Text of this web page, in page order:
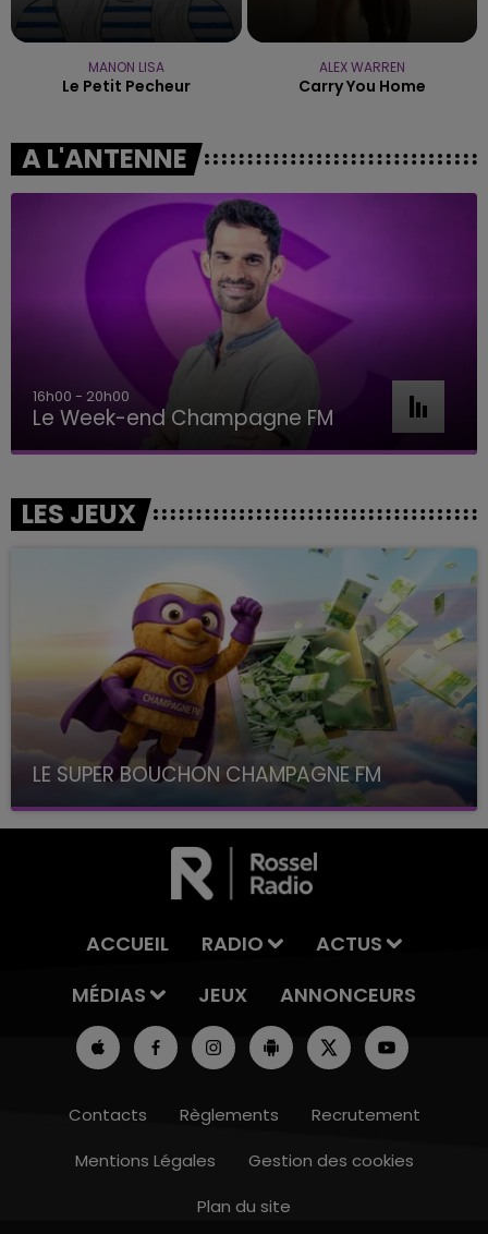
11h00 - 16h00
MANON LISA
Le Petit Pecheur
ALEX WARREN
Carry You Home
A L'ANTENNE
16h00 - 20h00
Le Week-end Champagne FM
LES JEUX
LE SUPER BOUCHON CHAMPAGNE FM
avec La Famille Champagne FM, à 8H10
ACCUEIL RADIO
ACTUS
MÉDIAS
JEUX ANNONCEURS
Contacts Règlements
Recrutement
Mentions Légales
Gestion des cookies
Plan du site